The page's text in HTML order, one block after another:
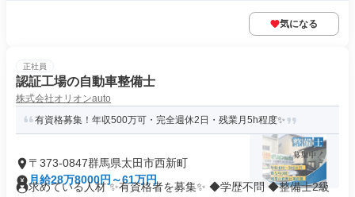
気になる
正社員
認証工場の自動車整備士
株式会社オリオンauto
有資格募集！年収500万可・完全週休2日・残業月5h程度✨
〒373-0847群馬県太田市西新町
月給28万8000円～61万円
求めている人材 ✨有資格者を募集✨ ◆学歴不問 ◆整備士2級